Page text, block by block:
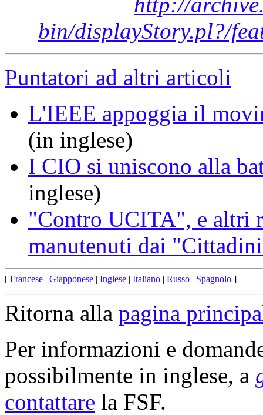
bin/displayStory.pl?/
Puntatori ad altri articoli
L'IEEE appoggia il
(in inglese)
I CIO si uniscono alla
inglese)
"Contro UCITA", e altri
manutenuti dai
[ Francese | Giapponese | Inglese | Italiano | Russo | Spagnolo ]
Ritorna alla pagina
Per informazioni e
possibilmente in inglese, a
contattare la FSF.